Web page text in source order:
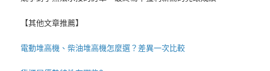
【其他文章推薦】
電動堆高機 、柴油堆高機怎麼選？差異一次比較